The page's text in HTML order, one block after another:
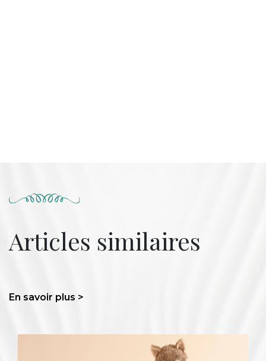
Articles similaires
En savoir plus >